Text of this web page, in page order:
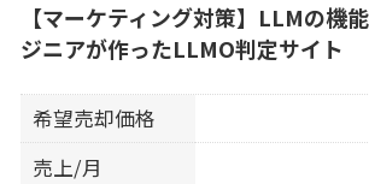
【マーケティング対策】LLMの機
ジニアが作ったLLMO判定サイト
希望売却価格
売上/月